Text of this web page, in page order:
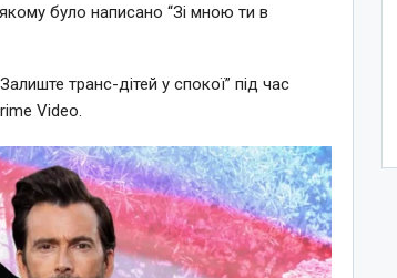
було написано “Зі мною ти в
транс-дітей у спокої” під час
Video.